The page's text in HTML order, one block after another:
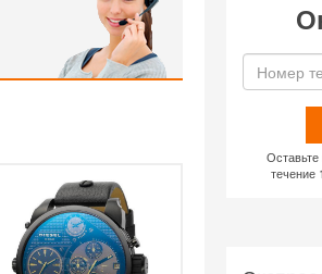
течение